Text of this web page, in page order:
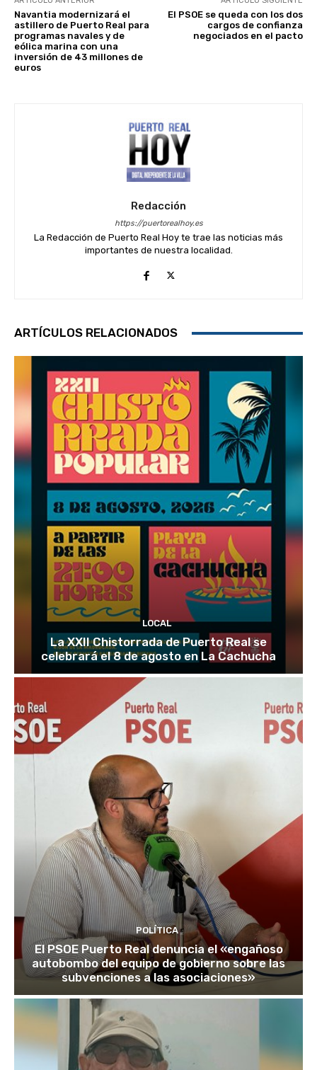
Navantia modernizará el
astillero de Puerto Real para
programas navales y de
eólica marina con una
inversión de 43 millones de
euros
El PSOE se queda con los dos
cargos de confianza
negociados en el pacto
Redacción
https://puertorealhoy.es
La Redacción de Puerto Real Hoy te trae las noticias más
importantes de nuestra localidad.
ARTÍCULOS RELACIONADOS
LOCAL
La XXII Chistorrada de Puerto Real se
celebrará el 8 de agosto en La Cachucha
POLÍTICA
El PSOE Puerto Real denuncia el «engañoso
autobombo del equipo de gobierno sobre las
subvenciones a las asociaciones»